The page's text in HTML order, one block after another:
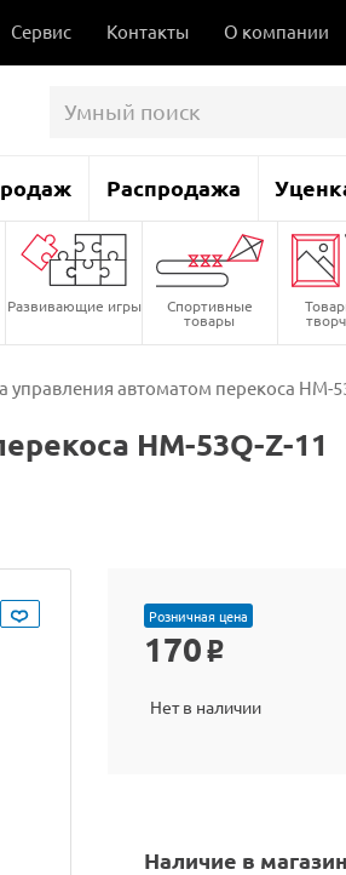
Сервис Контакты О компании
Распродажа
Развивающие игры Спортивные
товары
управления автоматом перекоса HM-
HM-53Q-Z-11
Розничная цена
170 o
Нет в наличии
Наличие в